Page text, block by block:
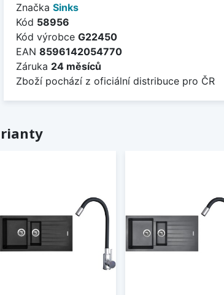
Značka Sinks
Kód 58956
Kód výrobce G22450
EAN 8596142054770
Záruka 24 měsíců
Zboží pochází z oficiální distribuce pro ČR